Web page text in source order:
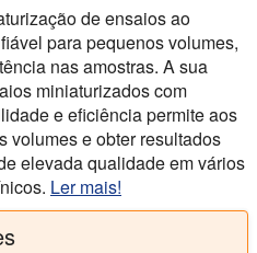
de ensaios ao
para pequenos volumes,
nas amostras. A sua
miniaturizados com
e eficiência permite aos
volumes e obter resultados
elevada qualidade em vários
Ler mais!